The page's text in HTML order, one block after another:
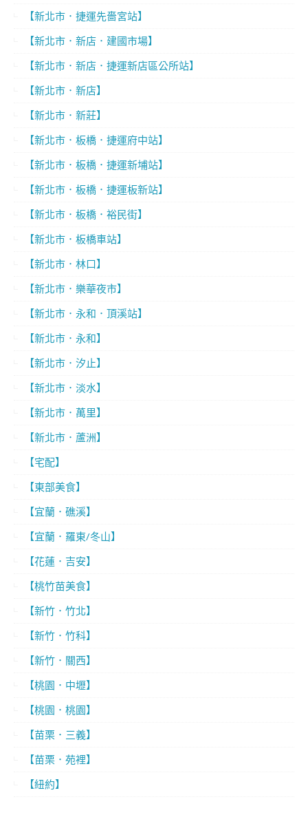
【新北市．捷運先嗇宮站】
【新北市．新店．建國市場】
【新北市．新店．捷運新店區公所站】
【新北市．新店】
【新北市．新莊】
【新北市．板橋．捷運府中站】
【新北市．板橋．捷運新埔站】
【新北市．板橋．捷運板新站】
【新北市．板橋．裕民街】
【新北市．板橋車站】
【新北市．林口】
【新北市．樂華夜市】
【新北市．永和．頂溪站】
【新北市．永和】
【新北市．汐止】
【新北市．淡水】
【新北市．萬里】
【新北市．蘆洲】
【宅配】
【東部美食】
【宜蘭．礁溪】
【宜蘭．羅東/冬山】
【花蓮．吉安】
【桃竹苗美食】
【新竹．竹北】
【新竹．竹科】
【新竹．關西】
【桃園．中壢】
【桃園．桃園】
【苗栗．三義】
【苗栗．苑裡】
【紐約】